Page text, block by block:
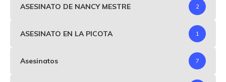
ASESINATO DE NANCY MESTRE 2
ASESINATO EN LA PICOTA 1
Asesinatos 7